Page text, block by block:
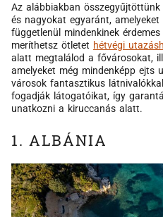
Az alábbiakban
és nagyokat egyaránt, amelyeket
függetlenül mindenkinek
meríthetsz ötletet hétvégi
alatt megtalálod a fővárosokat,
amelyeket még mindenképp ejts
városok fantasztikus
fogadják látogatóikat, így
unatkozni a kiruccanás alatt.
1. ALBÁNIA